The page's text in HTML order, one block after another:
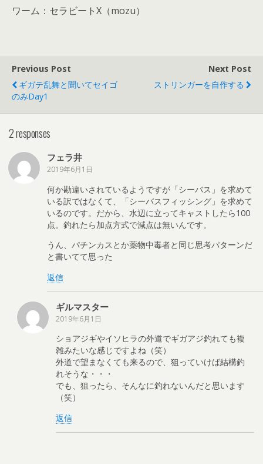
ワーム：セラビートX（mozu）
Previous Post
ギガテ乱舞と聞いてセイゴ
のみDay1
Next Post
ストリンガーを自作する
2 responses
フェラ井
2019年6月1日
何か勘違いされているようですが「シーバス」を求めて
いる訳ではなくて、「シーバスフィッシング」を求めて
いるのです。だから、水辺に立ってキャストしたら100
点。釣れたら加点方式で減点は無いんです。
うん、パチンカスとか薬物中毒者と同じ思考パターンだ
と書いてて思った
返信
ギルマスター
2019年6月1日
ショアジギやイソヒラの外道でギガアジ釣れても複
雑みたいな感じですよね（笑）
外道で望まなくても来るので、狙っていけば結構釣
れそうな・・・
でも、狙ったら、そんなに釣れないんだと思います
（笑）
返信